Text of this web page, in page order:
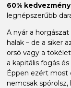
60%
legnépszerűbb
A nyár a
halak – de a siker
orsó vagy a
a kapitális fogás
Éppen ezért most
nemcsak